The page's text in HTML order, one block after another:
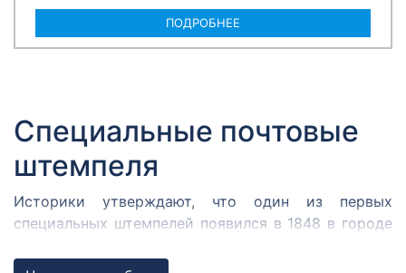
ПОДРОБНЕЕ
Специальные почтовые
штемпеля
Историки утверждают, что один из первых
специальных штемпелей появился в 1848 в городе
собрался Кромержижский парламент.